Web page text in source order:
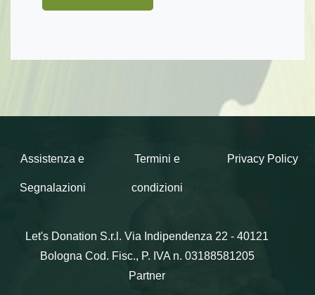
Assistenza e
Segnalazioni
Termini e
condizioni
Privacy Policy
Let's Donation S.r.l. Via Indipendenza 22 - 40121
Bologna Cod. Fisc., P. IVA n. 03188581205
Partner